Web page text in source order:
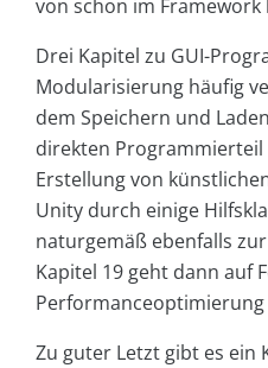
von schon im Framework
Drei Kapitel zu GUI-
Modularisierung häufig
dem Speichern und
direkten Programmierteil
Erstellung von
Unity durch einige
naturgemäß ebenfalls
Kapitel 19 geht dann auf
Performanceoptimierung
Zu guter Letzt gibt es ein